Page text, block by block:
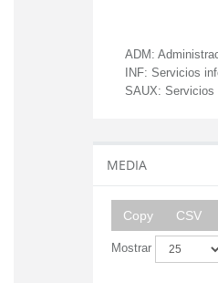
ADM:
INF: Servicios
SAUX: Servicios
MEDIA
Copy CSV
Mostrar